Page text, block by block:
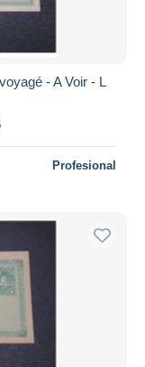
- A Voir - L
Profesional